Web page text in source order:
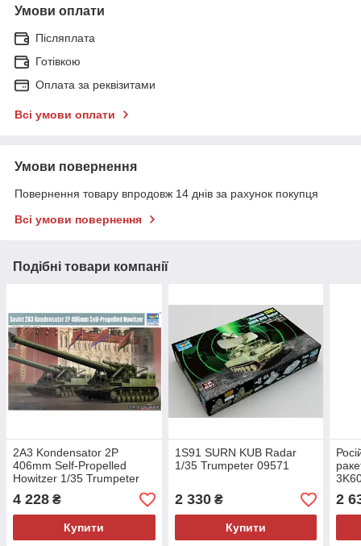
Умови оплати
Післяплата
Готівкою
Оплата за реквізитами
Всі умови оплати
Умови повернення
Повернення товару впродовж 14 днів за рахунок покупця
Всі умови повернення
Подібні товари компанії
2A3 Kondensator 2P
406mm Self-Propelled
Howitzer 1/35 Trumpeter
09529
4 228 ₴
Купити
1S91 SURN KUB Radar
1/35 Trumpeter 09571
2 330₴
Купити
2